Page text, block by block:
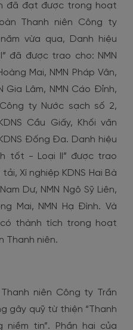
đã đạt được trong hoạt
Thanh niên Công ty
vừa qua, Danh hiệu
đã được trao cho: NMN
Mai, NMN Pháp Vân,
Gia Lâm, NMN Cáo Đỉnh,
ty Nước sạch số 2,
Cầu Giấy, Khối văn
Đống Đa. Danh hiệu
tốt - Loại II” được trao
Xí nghiệp KDNS Hai Bà
Dư, NMN Ngô Sỹ Liên,
Mai, NMN Hạ Đình. Và
thành tích trong hoạt
Thanh niên.
niên Công ty Trần
gây quỹ từ thiện “Thanh
niềm tin”. Phần hai của